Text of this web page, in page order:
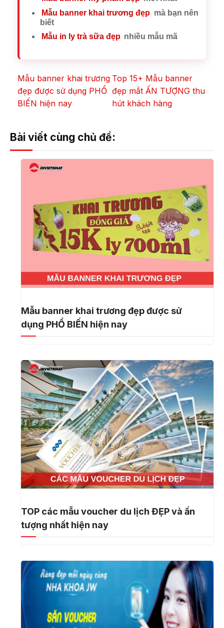
Mẫu banner khai trương đẹp mà bạn nên
biết
Mẫu in ly trà sữa đẹp nhiều mẫu mã
Mẫu banner khai trương
đẹp được sử dụng PHỔ
BIẾN hiện nay
Top 15+ Mẫu banner
đẹp mắt ẤN TƯỢNG thu
hút khách hàng
Bài viết cùng chủ đề:
Mẫu banner khai trương đẹp được sử
dụng PHỔ BIẾN hiện nay
TOP các mẫu voucher du lịch ĐẸP và ấn
tượng nhất hiện nay